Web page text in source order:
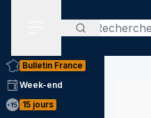
Rechercher
Bulletin France
Week-end
15 jours